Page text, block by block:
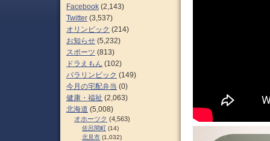
Facebook (2,143)
Twitter (3,537)
オリンピック (214)
お知らせ (5,232)
スポーツ (813)
ドラえもん (102)
パラリンピック (149)
今月の宅配弁当 (0)
健康・福祉 (2,063)
北海道 (5,008)
オホーツク (4,563)
佐呂間町 (14)
北見市 (1,032)